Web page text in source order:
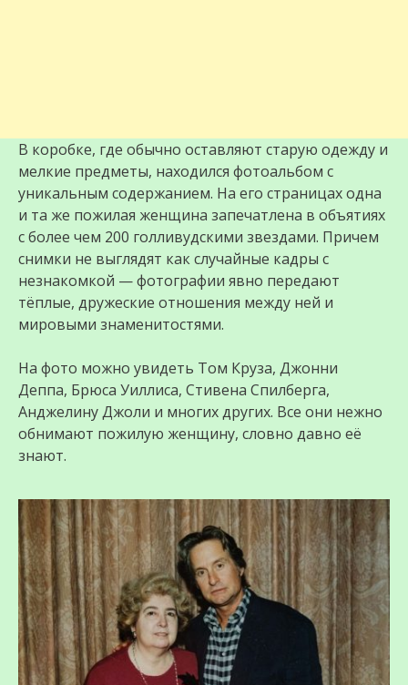
В коробке, где обычно оставляют старую одежду и
мелкие предметы, находился фотоальбом с
уникальным содержанием. На его страницах одна
и та же пожилая женщина запечатлена в объятиях
с более чем 200 голливудскими звездами. Причем
снимки не выглядят как случайные кадры с
незнакомкой — фотографии явно передают
тёплые, дружеские отношения между ней и
мировыми знаменитостями.
На фото можно увидеть Том Круза, Джонни
Деппа, Брюса Уиллиса, Стивена Спилберга,
Анджелину Джоли и многих других. Все они нежно
обнимают пожилую женщину, словно давно её
знают.